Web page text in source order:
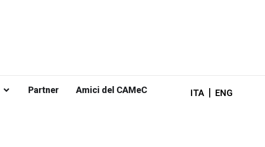
Partner
Amici del CAMeC
ITA ENG